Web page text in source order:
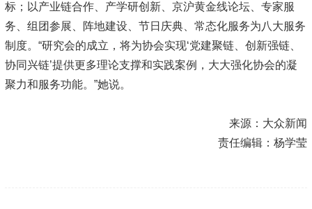
标；以产业链合作、产学研创新、京沪黄金线论坛、专家服
务、组团参展、阵地建设、节日庆典、常态化服务为八大服务
制度。“研究会的成立，将为协会实现‘党建聚链、创新强链、
协同兴链’提供更多理论支撑和实践案例，大大强化协会的凝
聚力和服务功能。”她说。
来源：大众新闻
责任编辑：杨学莹